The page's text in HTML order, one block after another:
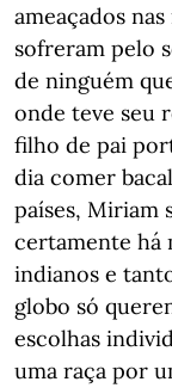
ameaçados
sofreram pelo
de ninguém
onde teve seu
filho de pai
dia comer
países, Miriam
certamente há
indianos e
globo só
escolhas
uma raça por